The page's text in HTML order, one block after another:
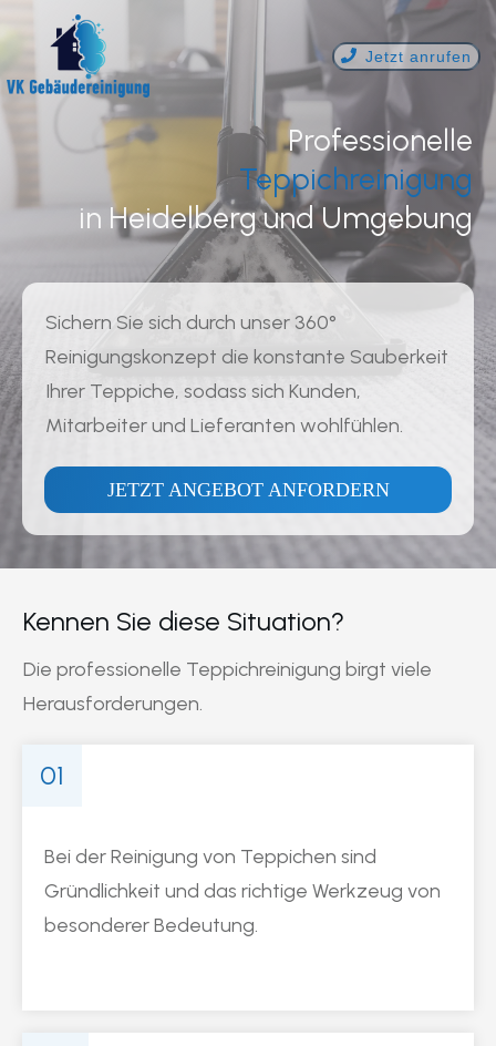
Jetzt anrufen
Professionelle
Teppichreinigung
in Heidelbergund Umgebung
Sichern Sie sich durch unser 360°
Reinigungskonzept die konstante Sauberkeit
Ihrer Teppiche, sodass sich Kunden,
Mitarbeiter und Lieferanten wohlfühlen.
JETZT ANGEBOT ANFORDERN
Kennen Sie diese Situation?
Die professionelle Teppichreinigung birgt viele
Herausforderungen.
01
Bei der Reinigung von Teppichen sind
Gründlichkeit und das richtige Werkzeug von
besonderer Bedeutung.